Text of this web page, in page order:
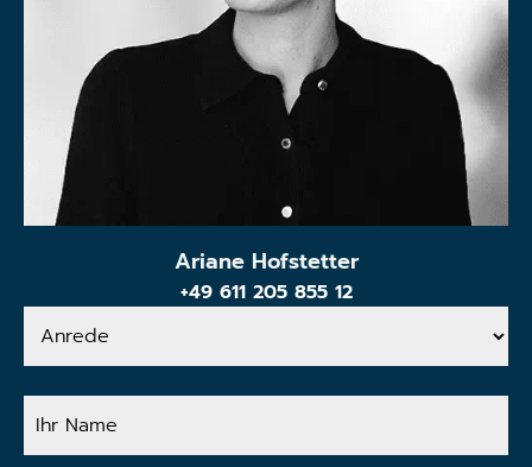
Ariane Hofstetter
+49 611 205 855 12
Anrede
Ihr
Name